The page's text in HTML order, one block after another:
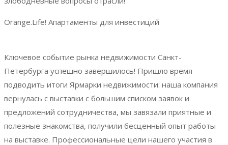
Orange.Life! Апартаменты для инвестиций
Ключевое событие рынка недвижимости Санкт-
Петербурга успешно завершилось! Пришло время
подводить итоги Ярмарки недвижимости: наша компания
вернулась с выставки с большим списком заявок и
предложений сотрудничества, мы завязали приятные и
полезные знакомства, получили бесценный опыт работы
на выставке. Профессиональные цели нашего участия в